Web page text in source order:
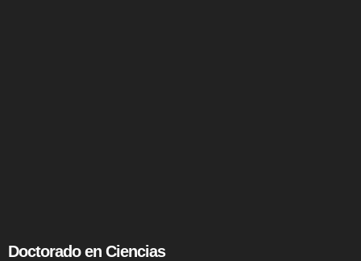
Doctorado en Ciencias